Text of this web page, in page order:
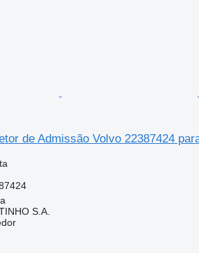
de Admissão Volvo 22387424
S.A.